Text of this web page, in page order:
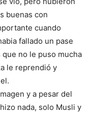
buenas con
cuando
fallado un pase
no le puso mucha
le reprendió y
y a pesar del
nada, solo Musli y